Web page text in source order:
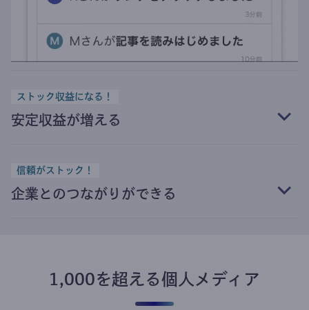
ストック収益になる！
安定収益が増える
信頼がストック！
企業とのつながりができる
1,000を超える個人メディア